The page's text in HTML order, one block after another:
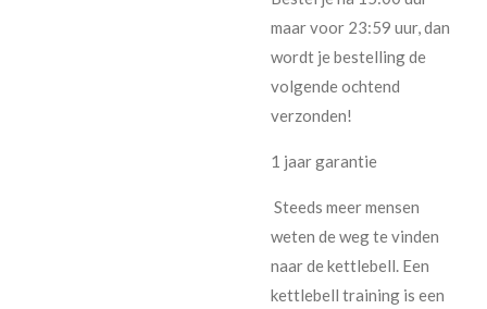
maar voor 23:59 uur, dan
wordt je bestelling de
volgende ochtend
verzonden!
1 jaar garantie
Steeds meer mensen
weten de weg te vinden
naar de kettlebell. Een
kettlebell training is een